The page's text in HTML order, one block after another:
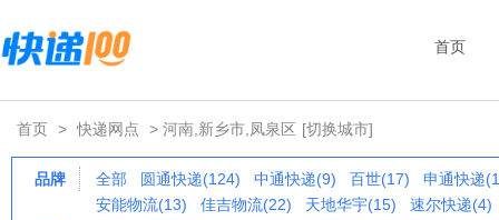
首页
首页 > 快递网点 > 河南,新乡市,凤泉区 [切换城市]
品牌 全部 圆通快递(124) 中通快递(9) 百世(17)
申通快递
安能物流(13)
佳吉物流(22) 天地华宇(15)
速尔快递(4)